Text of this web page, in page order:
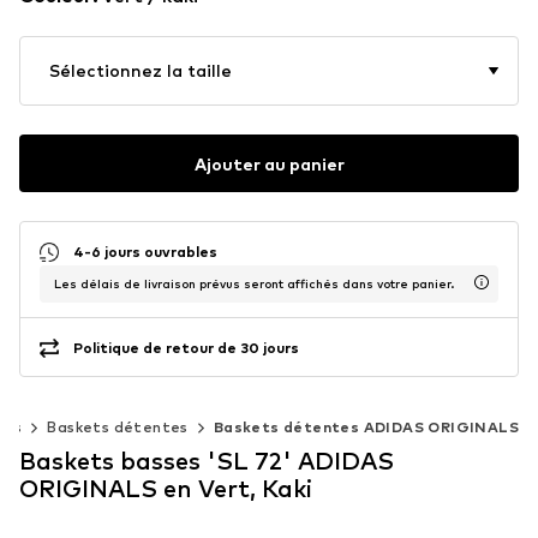
Sélectionnez la taille
Ajouter au panier
4-6 jours ouvrables
Les délais de livraison prévus seront affichés dans votre panier.
Politique de retour de 30 jours
Baskets détentes Baskets détentes ADIDAS ORIGINALS
Baskets basses 'SL 72' ADIDAS
ORIGINALS en Vert, Kaki